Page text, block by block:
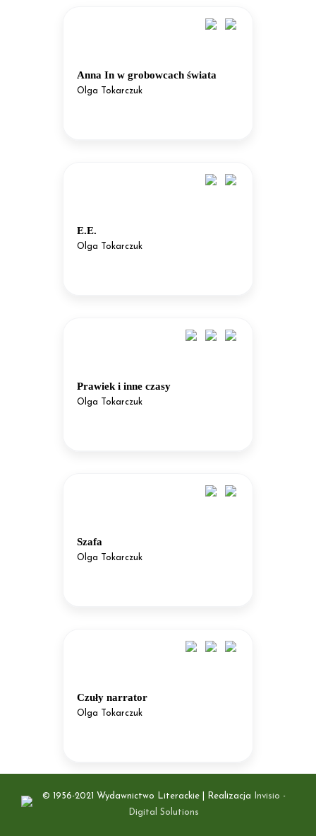
Anna In w grobowcach świata
Olga Tokarczuk
E.E.
Olga Tokarczuk
Prawiek i inne czasy
Olga Tokarczuk
Szafa
Olga Tokarczuk
Czuły narrator
Olga Tokarczuk
© 1956-2021 Wydawnictwo Literackie | Realizacja
Invisio -
Digital Solutions